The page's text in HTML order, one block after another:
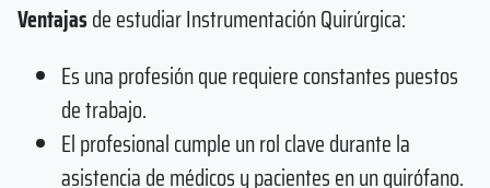
Ventajasde estudiar Instrumentación Quirúrgica:
Es una profesión que requiere constantes puestos
de trabajo.
El profesional cumple un rol clave durante la
asistencia de médicos y pacientes en un quirófano.